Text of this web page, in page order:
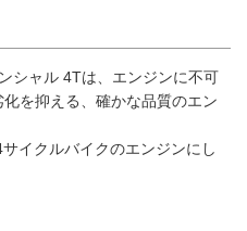
シャル 4Tは、エンジンに不可
を抑える、確かな品質のエン
イクルバイクのエンジンにし